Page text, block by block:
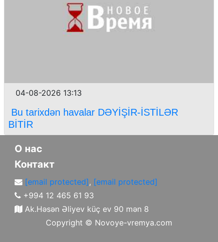
04-08-2026 13:13
Bu tarixdən havalar DƏYİŞİR-İSTİLƏR
BİTİR
О нас
Контакт
[email protected], [email protected]
+994 12 465 61 93
Ak.Həsən Əliyev küç ev 90 mən 8
Copyright © Novoye-vremya.com